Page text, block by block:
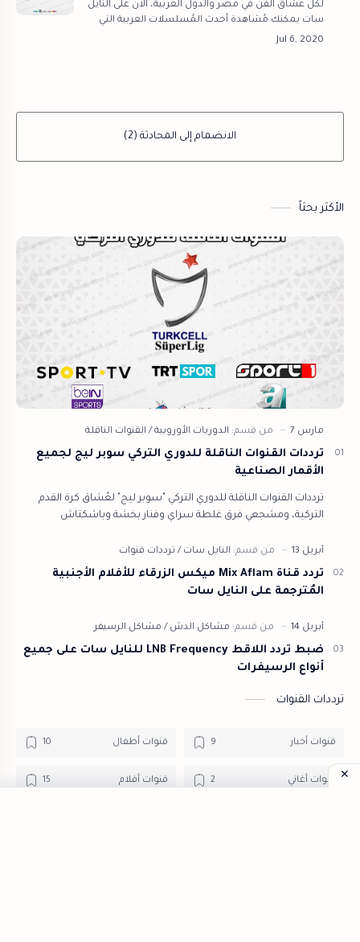
لكل عشاق الفن في مصر والدول العربية، الان على النايل
سات يمكنك مُشاهدة أحدث المُسلسلات العربية التي
كان يتم عرضها في شهر رمضان المُبارك، ومن خلال
الانضمام إلى المحادثة (2)
الأكثر بحثاً
ترددات القنوات الناقلة للدوري التركي سوبر ليج لجميع
الأقمار الصناعية
ترددات القنوات الناقلة للدوري التركي "سوبر ليج" لعُشاق كرة القدم
التركية، ومشجعي فرق غلطة سراي وفنار بخشة وباشكتاش
تردد قناة Mix Aflam ميكس الزرقاء للأفلام الأجنبية
المُترجمة على النايل سات
ضبط تردد اللاقط LNB Frequency للنايل سات على جميع
أنواع الرسيفرات
ترددات القنوات
قنوات أخبار قنوات أطفال
قنوات أغاني قنوات أفلام